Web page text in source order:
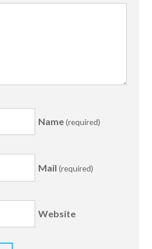
Name(required)
Mail (required)
Website